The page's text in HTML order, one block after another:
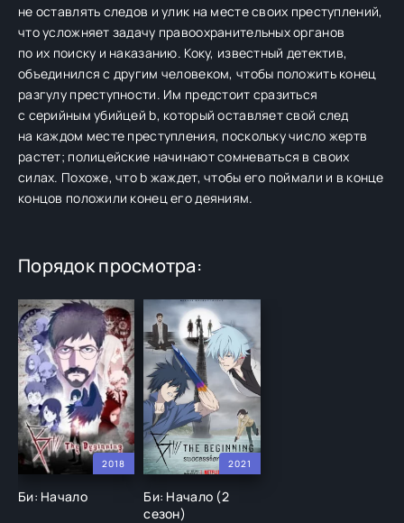
не оставлять следов и улик на месте своих преступлений,
что усложняет задачу правоохранительных органов
по их поиску и наказанию. Коку, известный детектив,
объединился с другим человеком, чтобы положить конец
разгулу преступности. Им предстоит сразиться
с серийным убийцей b, который оставляет свой след
на каждом месте преступления, поскольку число жертв
растет; полицейские начинают сомневаться в своих
силах. Похоже, что b жаждет, чтобы его поймали и в конце
концов положили конец его деяниям.
Порядок просмотра:
2018
Би: Начало
2021
Би: Начало (2
сезон)